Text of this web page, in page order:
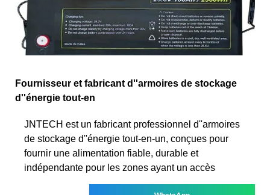
Fournisseur et fabricant d''armoires de stockage
d''énergie tout-en
JNTECH est un fabricant professionnel d''armoires
de stockage d''énergie tout-en-un, conçues pour
fournir une alimentation fiable, durable et
indépendante pour les zones ayant un accès